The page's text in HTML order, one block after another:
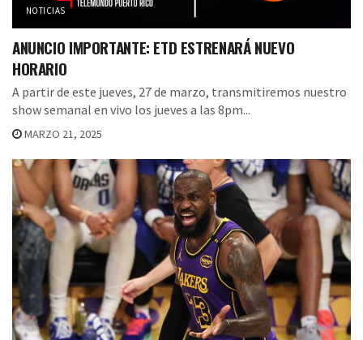
NOTICIAS
ANUNCIO IMPORTANTE: ETD ESTRENARÁ NUEVO
HORARIO
A partir de este jueves, 27 de marzo, transmitiremos nuestro
show semanal en vivo los jueves a las 8pm...
MARZO 21, 2025